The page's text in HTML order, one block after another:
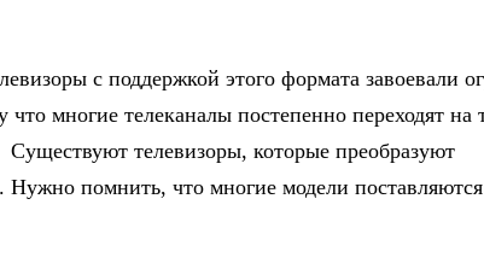
с поддержкой этого формата завоевали
многие телеканалы постепенно переходят на
телевизоры, которые преобразуют
помнить, что многие модели поставляются